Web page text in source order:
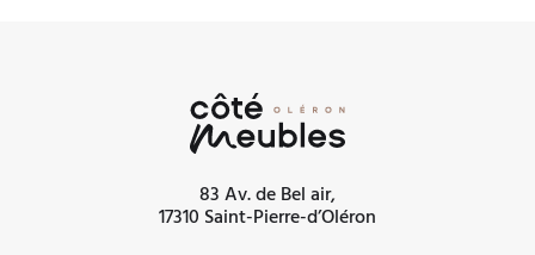
83 Av. de Bel air,
17310 Saint-Pierre-d’Oléron